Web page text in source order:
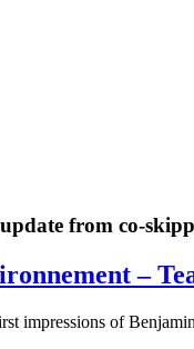
from co-
–
impressions of